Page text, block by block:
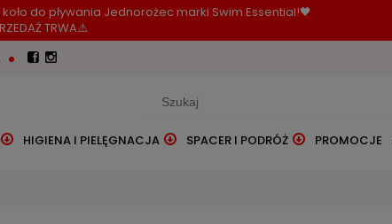
do pływania Jednorożec marki Swim Essential!🖤
TRWA⚠️
HIGIENA I PIELĘGNACJA SPACER I PODRÓŻ PROMOCJE